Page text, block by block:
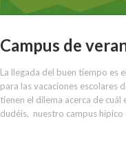
Campus de
La llegada del buen tiempo es
para las vacaciones escolares
tienen el dilema acerca de
dudéis, nuestro campus